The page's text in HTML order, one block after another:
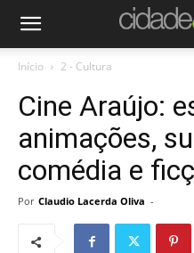
Início 2 - Cultura
Cine Araújo:
animações,
comédia e
Por Claudio Lacerda Oliva -